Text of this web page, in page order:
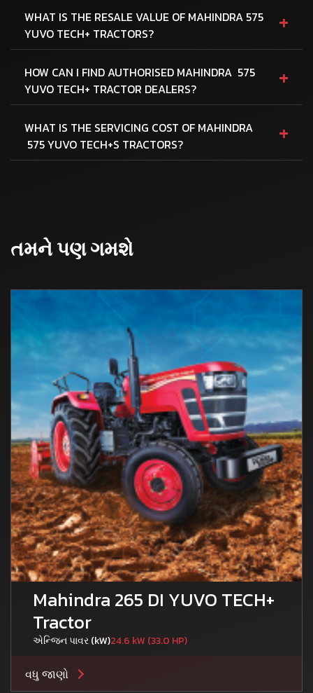
WHAT IS THE RESALE VALUE OF MAHINDRA 575
YUVO TECH+ TRACTORS?
+
HOW CAN I FIND AUTHORISED MAHINDRA 575
YUVO TECH+ TRACTOR DEALERS?
+
WHAT IS THE SERVICING COST OF MAHINDRA
575 YUVO TECH+S TRACTORS?
+
તમને પણ ગમશે
Mahindra 265 DI YUVO TECH+
Tractor
એન્જિન પાવર (kW)24.6 kW (33.0 HP)
વધુ જાણો